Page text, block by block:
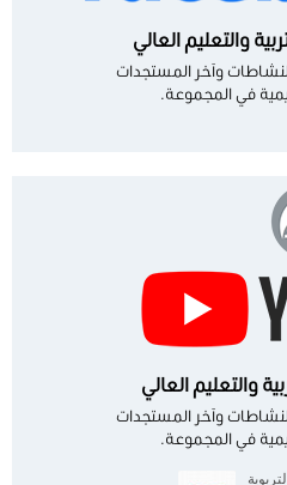
والتعليم العالي
وآخر المستجدات
في المجموعة.
والتعليم العالي
وآخر المستجدات
في المجموعة.